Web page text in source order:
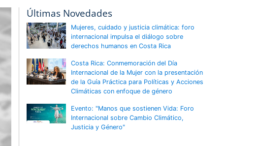
Últimas Novedades
Mujeres, cuidado y justicia climática: foro
internacional impulsa el diálogo sobre
derechos humanos en Costa Rica
Costa Rica: Conmemoración del Día
Internacional de la Mujer con la presentación
de la Guía Práctica para Políticas y Acciones
Climáticas con enfoque de género
Evento: "Manos que sostienen Vida: Foro
Internacional sobre Cambio Climático,
Justicia y Género"